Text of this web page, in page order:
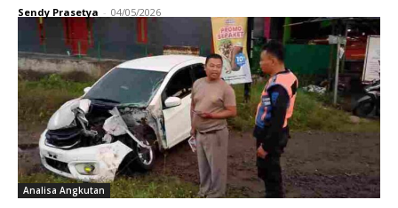
Sendy Prasetya - 04/05/2026
Analisa Angkutan